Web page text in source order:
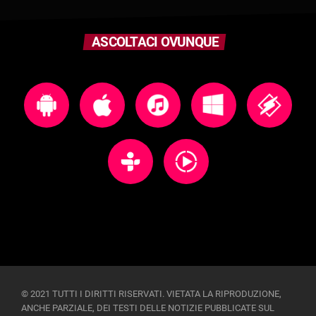
ASCOLTACI OVUNQUE
© 2021 TUTTI I DIRITTI RISERVATI. VIETATA LA RIPRODUZIONE,
ANCHE PARZIALE, DEI TESTI DELLE NOTIZIE PUBBLICATE SUL